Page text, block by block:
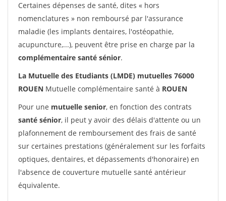
Certaines dépenses de santé, dites « hors
nomenclatures » non remboursé par l'assurance
maladie (les implants dentaires, l'ostéopathie,
acupuncture,...), peuvent être prise en charge par la
complémentaire santé sénior.
La Mutuelle des Etudiants (LMDE) mutuelles 76000
ROUEN Mutuelle complémentaire santé à ROUEN
Pour une mutuelle senior, en fonction des contrats
santé sénior, il peut y avoir des délais d'attente ou un
plafonnement de remboursement des frais de santé
sur certaines prestations (généralement sur les forfaits
optiques, dentaires, et dépassements d'honoraire) en
l'absence de couverture mutuelle santé antérieur
équivalente.